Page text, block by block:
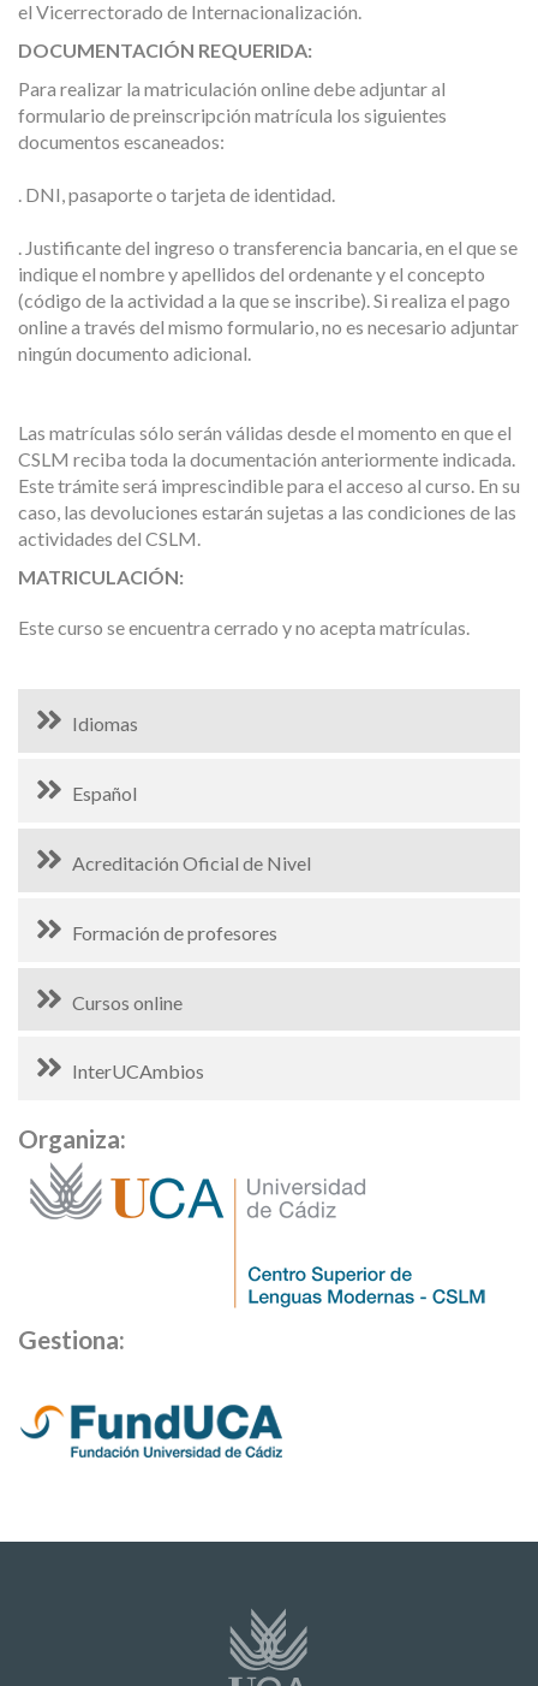
el Vicerrectorado de Internacionalización.
DOCUMENTACIÓN REQUERIDA:
Para realizar la matriculación online debe adjuntar al
formulario de preinscripción matrícula los siguientes
documentos escaneados:
. DNI, pasaporte o tarjeta de identidad.
. Justificante del ingreso o transferencia bancaria, en el que se
indique el nombre y apellidos del ordenante y el concepto
(código de la actividad a la que se inscribe). Si realiza el pago
online a través del mismo formulario, no es necesario adjuntar
ningún documento adicional.
Las matrículas sólo serán válidas desde el momento en que el
CSLM reciba toda la documentación anteriormente indicada.
Este trámite será imprescindible para el acceso al curso. En su
caso, las devoluciones estarán sujetas a las condiciones de las
actividades del CSLM.
MATRICULACIÓN:
Este curso se encuentra cerrado y no acepta matrículas.
Idiomas
Español
Acreditación Oficial de Nivel
Formación de profesores
Cursos online
InterUCAmbios
Organiza:
Gestiona: